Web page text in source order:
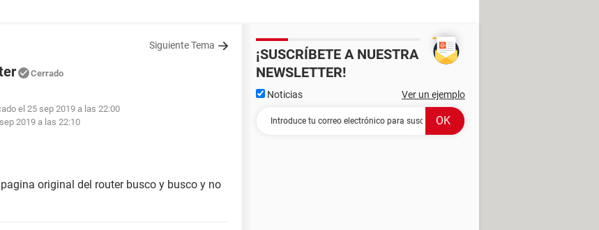
Siguiente Tema
Cerrado
el 25 sep 2019 a las 22:00
2019 a las 22:10
original del router busco y busco y no
¡SUSCRÍBETE A NUESTRA
NEWSLETTER!
Noticias Ver un ejemplo